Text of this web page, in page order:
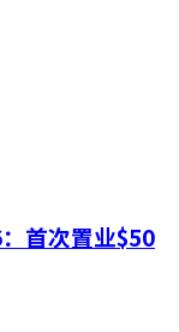
首次置业$50